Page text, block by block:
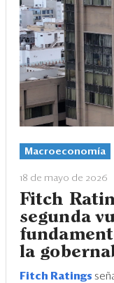
Macroeconomía
18 de mayo de 2026
Fitch
segunda
la
Fitch Ratings